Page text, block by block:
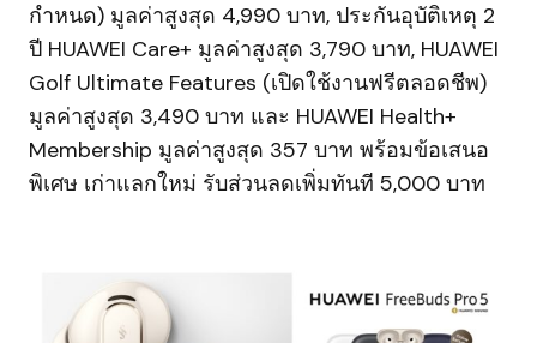
กำหนด) มูลค่าสูงสุด 4,990 บาท, ประกันอุบัติเหตุ 2
ปี HUAWEI Care+ มูลค่าสูงสุด 3,790 บาท, HUAWEI
Golf Ultimate Features (เปิดใช้งานฟรีตลอดชีพ)
มูลค่าสูงสุด 3,490 บาท และ HUAWEI Health+
Membership มูลค่าสูงสุด 357 บาท พร้อมข้อเสนอ
พิเศษ เก่าแลกใหม่ รับส่วนลดเพิ่มทันที 5,000 บาท